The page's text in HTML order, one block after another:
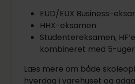
EUD/EUX Business-
HHX-eksamen
Studentereksamen,
kombineret med 5-
Læs mere om både
hverdag i varehuset og